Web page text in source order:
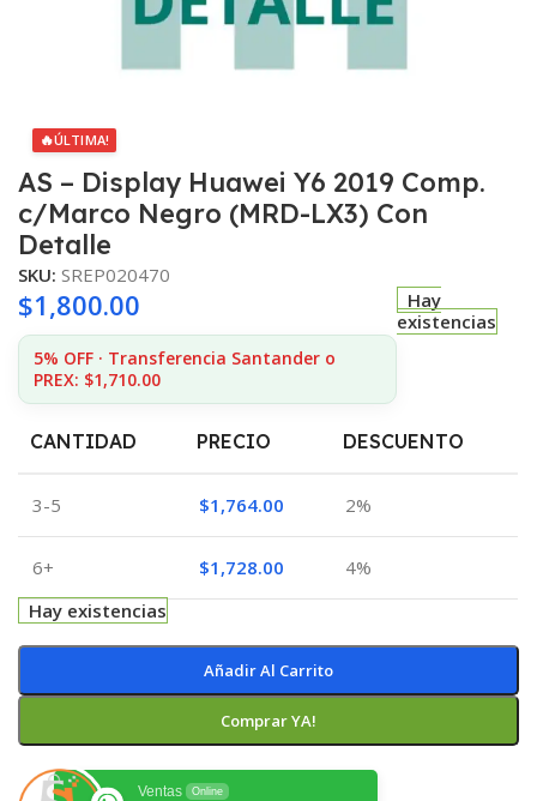
🔥ÚLTIMA!
AS – Display Huawei Y6 2019 Comp.
c/Marco Negro (MRD-LX3) Con
Detalle
SKU: SREP020470
$1,800.00
5% OFF · Transferencia Santander o
PREX: $1,710.00
Hay
existencias
CANTIDAD PRECIO DESCUENTO
3-5 $1,764.00 2%
6+ $1,728.00
4%
Hay existencias
Añadir Al Carrito
Comprar YA!
Ventas Online